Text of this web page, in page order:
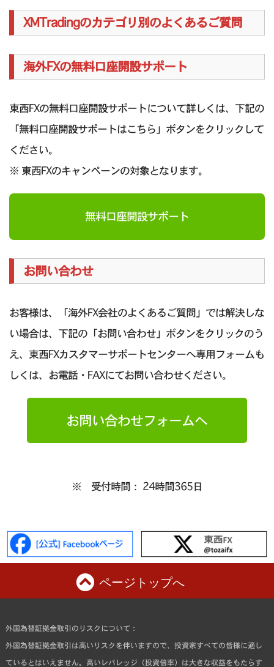
XMTradingのカテゴリ別のよくあるご質問
海外FXの無料口座開設サポート
東西FXの無料口座開設サポートについて詳しくは、下記の
「無料口座開設サポートはこちら」ボタンをクリックして
ください。
※ 東西FXのキャンペーンの対象となります。
無料口座開設サポート
お問い合わせ
お客様は、「海外FX会社のよくあるご質問」では解決しな
い場合は、下記の「お問い合わせ」ボタンをクリックのう
え、東西FXカスタマーサポートセンターへ専用フォームも
しくは、お電話・FAXにてお問い合わせください。
お問い合わせフォームへ
※ 受付時間： 24時間365日
ページトップへ
外国為替証拠金取引のリスクについて：
外国為替証拠金取引は高いリスクを伴いますので、投資家すべての皆様に適し
ているとはいえません。高いレバレッジ（投資倍率）は大きな収益をもたらす